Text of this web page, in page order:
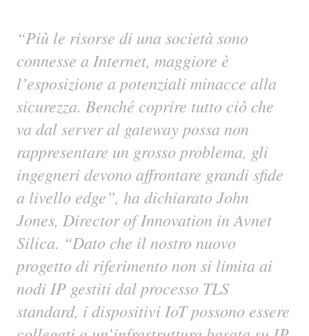
“Più le risorse di una società sono
connesse a Internet, maggiore è
l’esposizione a potenziali minacce alla
sicurezza. Benché coprire tutto ciò che
va dal server al gateway possa non
rappresentare un grosso problema, gli
ingegneri devono affrontare grandi sfide
a livello edge”, ha dichiarato John
Jones, Director of Innovation in Avnet
Silica. “Dato che il nostro nuovo
progetto di riferimento non si limita ai
nodi IP gestiti dal processo TLS
standard, i dispositivi IoT possono essere